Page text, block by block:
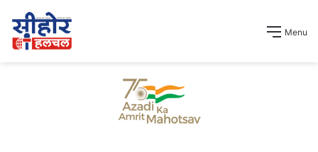
Menu